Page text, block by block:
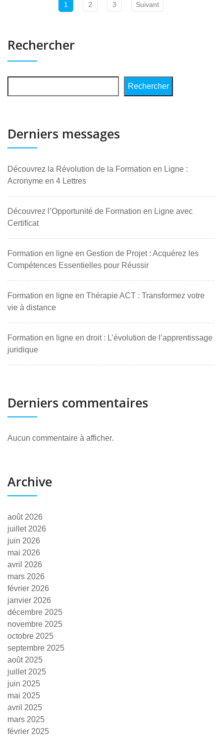
1 2 3 Suivant
Rechercher
Rechercher
Derniers messages
Découvrez la Révolution de la Formation en Ligne :
Acronyme en 4 Lettres
Découvrez l’Opportunité de Formation en Ligne avec
Certificat
Formation en ligne en Gestion de Projet : Acquérez les
Compétences Essentielles pour Réussir
Formation en ligne en Thérapie ACT : Transformez votre
vie à distance
Formation en ligne en droit : L’évolution de l’apprentissage
juridique
Derniers commentaires
Aucun commentaire à afficher.
Archive
août 2026
juillet 2026
juin 2026
mai 2026
avril 2026
mars 2026
février 2026
janvier 2026
décembre 2025
novembre 2025
octobre 2025
septembre 2025
août 2025
juillet 2025
juin 2025
mai 2025
avril 2025
mars 2025
février 2025